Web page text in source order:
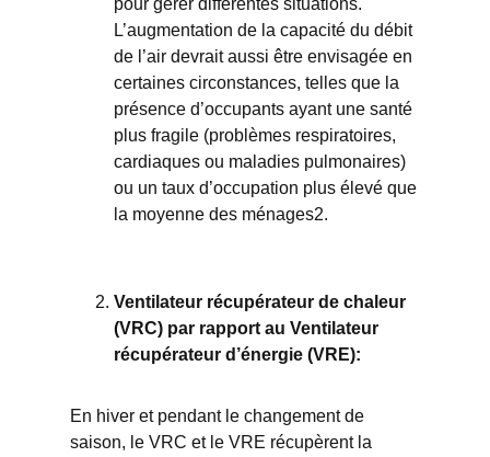
L’augmentation de la capacité du débit
de l’air devrait aussi être envisagée en
certaines circonstances, telles que la
présence d’occupants ayant une santé
plus fragile (problèmes respiratoires,
cardiaques ou maladies pulmonaires)
ou un taux d’occupation plus élevé que
la moyenne des ménages2.
Ventilateur récupérateur de chaleur
(VRC) par rapport au Ventilateur
récupérateur d’énergie (VRE):
En hiver et pendant le changement de
saison, le VRC et le VRE récupèrent la